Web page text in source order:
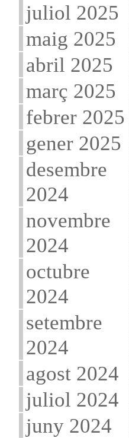
juliol 2025
maig 2025
abril 2025
març 2025
febrer 2025
gener 2025
desembre
2024
novembre
2024
octubre
2024
setembre
2024
agost 2024
juliol 2024
juny 2024